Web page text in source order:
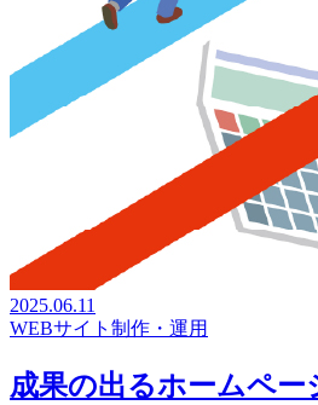
2025.06.11
WEBサイト制作・運用
成果の出るホームペー